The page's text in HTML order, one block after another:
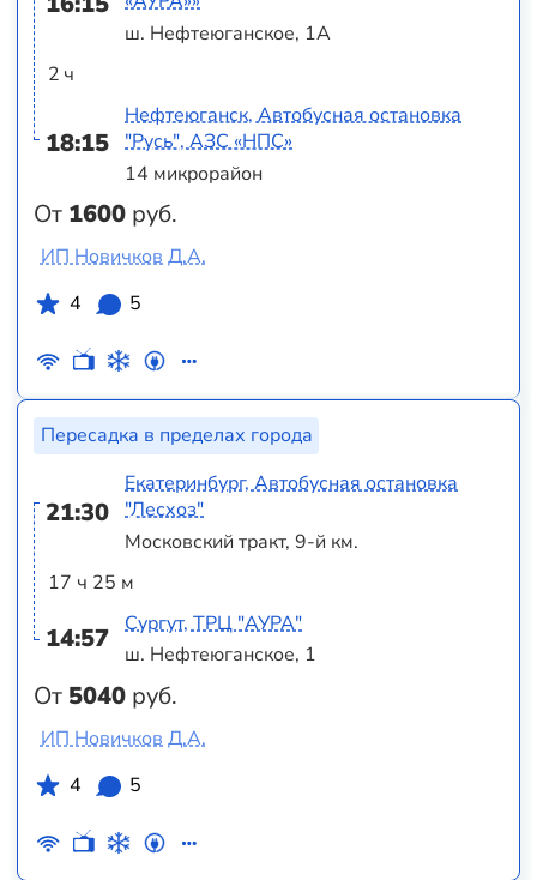
2 ч
18:15
От 1600 руб.
ш. Нефтеюганское, 1А
Нефтеюганск, Автобусная остановка
"Русь", АЗС «НПС»
14 микрорайон
ИП Новичков Д.А.
4
5
Пересадка в пределах города
21:30
17 ч 25 м
14:57
От 5040 руб.
Екатеринбург, Автобусная остановка
"Лесхоз"
Московский тракт, 9-й км.
Сургут, ТРЦ "АУРА"
ш. Нефтеюганское, 1
ИП Новичков Д.А.
4
5